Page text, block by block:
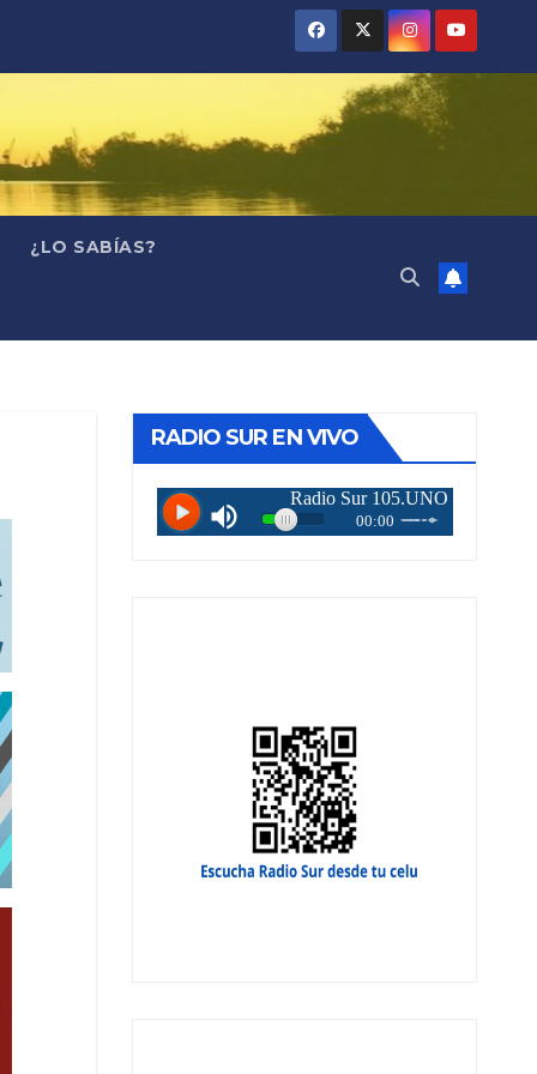
¿LO SABÍAS?
RADIO SUR EN VIVO